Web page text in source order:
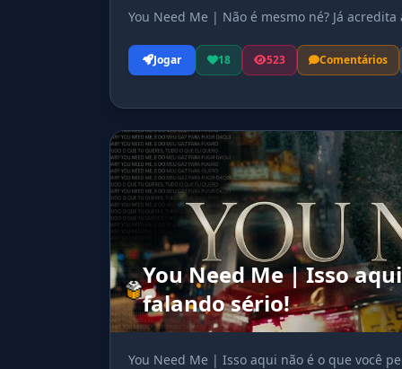
You Need Me | Não é mesmo né? Já acredita
Jogar 18 523 Comentários
You Need Me | Isso
falando sério!
You Need Me | Isso aqui não é o que você